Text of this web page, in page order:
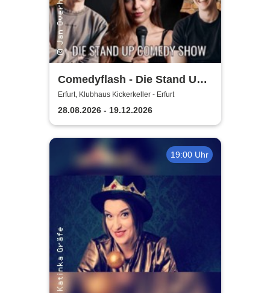
Comedyflash - Die Stand Up
Comedy Show in Erfurt
Erfurt, Klubhaus Kickerkeller - Erfurt
28.08.2026 - 19.12.2026
19:00 Uhr